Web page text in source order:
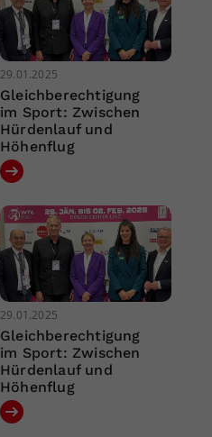
29.01.2025
Gleichberechtigung
im Sport: Zwischen
Hürdenlauf und
Höhenflug
29.01.2025
Gleichberechtigung
im Sport: Zwischen
Hürdenlauf und
Höhenflug